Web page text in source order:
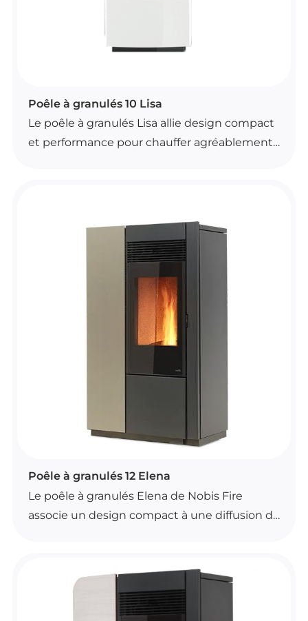
POÊLES À GRANULÉS
Poêle à granulés 10 Lisa
Le poêle à granulés Lisa allie design compact
et performance pour chauffer agréablement
Grâce à sa conception soignée et à sa classe
énergétique A++, il offre une solution de
chauffage efficace et confortable. Il est
disponible en plusieurs variantes de couleur
pour s’adapter à votre espace.
POÊLES À GRANULÉS
Poêle à granulés 12 Elena
Le poêle à granulés Elena de Nobis Fire
associe un design compact à une diffusion de
automatique de la combustion et d’une
ventilation frontale pour un confort
d’utilisation simple et régulier.